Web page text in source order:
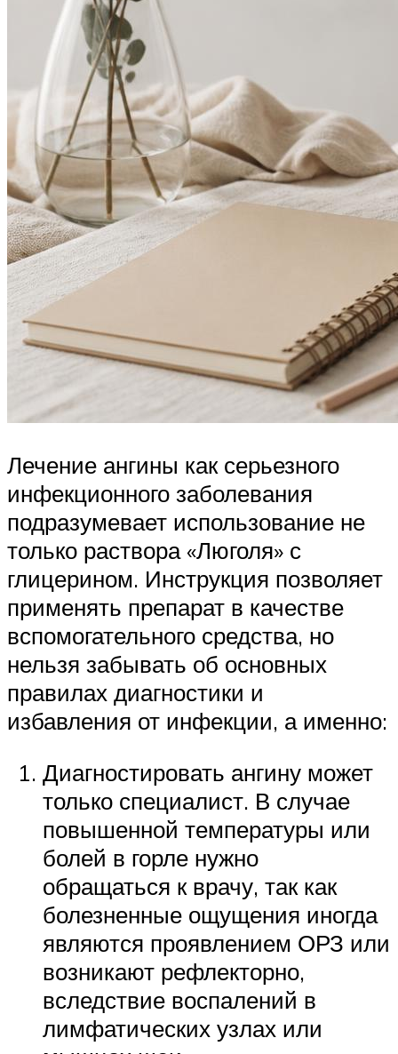
Лечение ангины как серьезного
инфекционного заболевания
подразумевает использование не
только раствора «Люголя» с
глицерином. Инструкция позволяет
применять препарат в качестве
вспомогательного средства, но
нельзя забывать об основных
правилах диагностики и
избавления от инфекции, а именно:
Диагностировать ангину может
только специалист. В случае
повышенной температуры или
болей в горле нужно
обращаться к врачу, так как
болезненные ощущения иногда
являются проявлением ОРЗ или
возникают рефлекторно,
вследствие воспалений в
лимфатических узлах или